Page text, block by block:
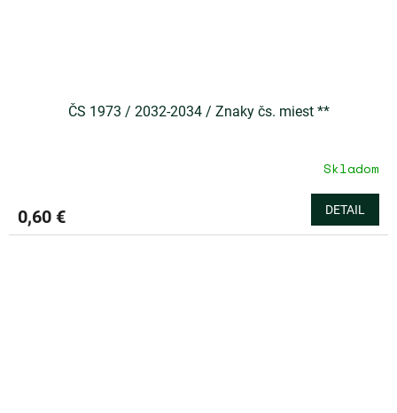
ČS 1973 / 2032-2034 / Znaky čs. miest **
Skladom
0,60 € DETAIL